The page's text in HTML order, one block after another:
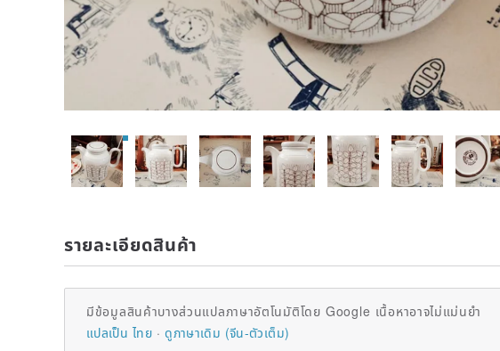
รายละเอียดสินค้า
มีข้อมูลสินค้าบางส่วนแปลภาษาอัตโนมัติโดย Google เนื้อหาอาจไม่แม่นยำ
แปลเป็น ไทย
ดูภาษาเดิม (จีน-ตัวเต็ม)